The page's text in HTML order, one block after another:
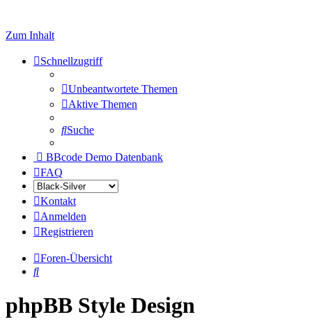
Zum Inhalt
Schnellzugriff
Unbeantwortete Themen
Aktive Themen
Suche
BBcode Demo Datenbank
FAQ
Kontakt
Anmelden
Registrieren
Foren-Übersicht
Suche
phpBB Style Design